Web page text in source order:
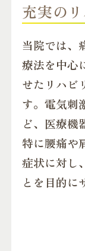
充実の
当院では、
療法を中心
せたリハビ
す。電気刺
ど、医療機
特に腰痛や
症状に対し
とを目的に